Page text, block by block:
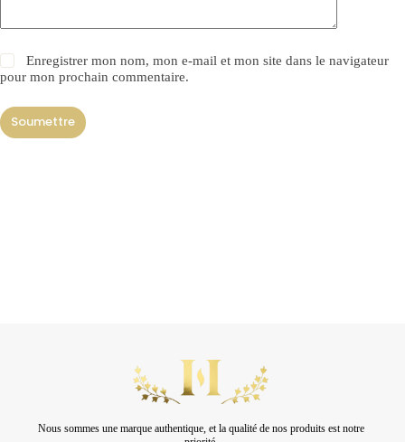
Enregistrer mon nom, mon e-mail et mon site dans le navigateur
pour mon prochain commentaire.
Soumettre
Nous sommes une marque authentique, et la qualité de nos produits est notre